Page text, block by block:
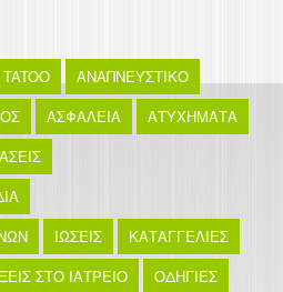
TATOO
ΑΝΑΠΝΕΥΣΤΙΚΟ
ΑΣΦΑΛΕΙΑ
ΑΤΥΧΗΜΑΤΑ
ΙΩΣΕΙΣ
ΚΑΤΑΓΓΕΛΙΕΣ
ΣΤΟ ΙΑΤΡΕΙΟ ΟΔΗΓΙΕΣ